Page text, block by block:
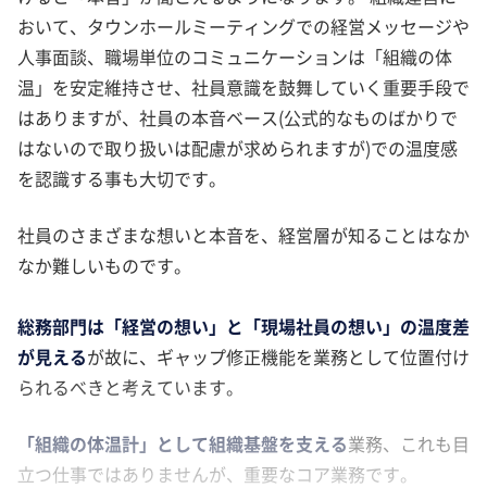
おいて、タウンホールミーティングでの経営メッセージや
人事面談、職場単位のコミュニケーションは「組織の体
温」を安定維持させ、社員意識を鼓舞していく重要手段で
はありますが、社員の本音ベース(公式的なものばかりで
はないので取り扱いは配慮が求められますが)での温度感
を認識する事も大切です。
社員のさまざまな想いと本音を、経営層が知ることはなか
なか難しいものです。
総務部門は「経営の想い」と「現場社員の想い」の温度差
が見えるが故に、ギャップ修正機能を業務として位置付け
られるべきと考えています。
「組織の体温計」として組織基盤を支える業務、これも目
立つ仕事ではありませんが、重要なコア業務です。